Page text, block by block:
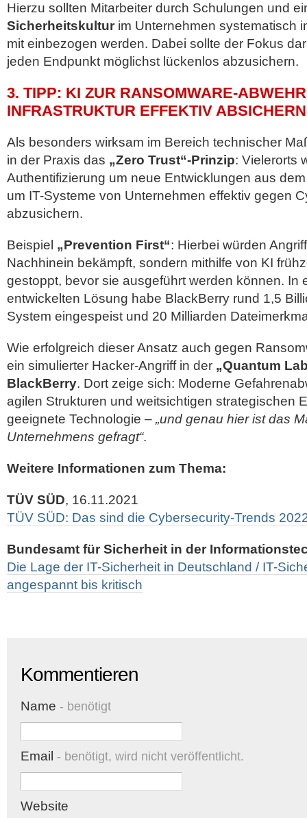
Hierzu sollten Mitarbeiter durch Schulungen und
Sicherheitskultur im Unternehmen systematisch
mit einbezogen werden. Dabei sollte der Fokus
jeden Endpunkt möglichst lückenlos abzusichern.
3. TIPP: KI ZUR RANSOMWARE-
INFRASTRUKTUR EFFEKTIV
Als besonders wirksam im Bereich technischer
in der Praxis das „Zero Trust“-Prinzip: Vielerorts
Authentifizierung um neue Entwicklungen aus
um IT-Systeme von Unternehmen effektiv gegen
abzusichern.
Beispiel „Prevention First“: Hierbei würden
Nachhinein bekämpft, sondern mithilfe von KI
gestoppt, bevor sie ausgeführt werden können. In
entwickelten Lösung habe BlackBerry rund 1,5
System eingespeist und 20 Milliarden
Wie erfolgreich dieser Ansatz auch gegen
ein simulierter Hacker-Angriff in der „Quantum
BlackBerry. Dort zeige sich: Moderne
agilen Strukturen und weitsichtigen strategischen
geeignete Technologie – „und genau hier ist das
Unternehmens gefragt“.
Weitere Informationen zum Thema:
TÜV SÜD, 16.11.2021
TÜV SÜD: Das sind die Cybersecurity-Trends
Bundesamt für Sicherheit in der
Die Lage der IT-Sicherheit in Deutschland / IT-
angespannt bis kritisch
Kommentieren
Name - benötigt
Email - benötigt, wird nicht veröffentlicht.
Website